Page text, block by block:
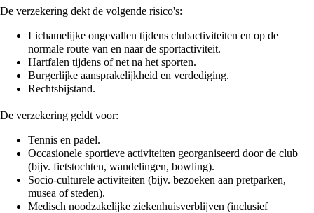
De verzekering dekt de volgende risico's:
Lichamelijke ongevallen tijdens clubactiviteiten en op de
normale route van en naar de sportactiviteit.
Hartfalen tijdens of net na het sporten.
Burgerlijke aansprakelijkheid en verdediging.
Rechtsbijstand.
De verzekering geldt voor:
Tennis en padel.
Occasionele sportieve activiteiten georganiseerd door de club
(bijv. fietstochten, wandelingen, bowling).
Socio-culturele activiteiten (bijv. bezoeken aan pretparken,
musea of steden).
Medisch noodzakelijke ziekenhuisverblijven (inclusief